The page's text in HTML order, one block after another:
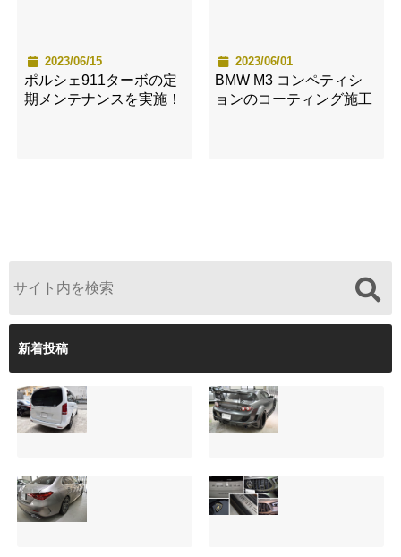
2023/06/15
ポルシェ911ターボの定
期メンテナンスを実施！
2023/06/01
BMW M3 コンペティシ
ョンのコーティング施工
新着投稿
サンルーフ付きベ
ンツVクラス
（V220d）にフリ
マツダRX-8（マッ
トグレー）の板金
修理と専用コーテ